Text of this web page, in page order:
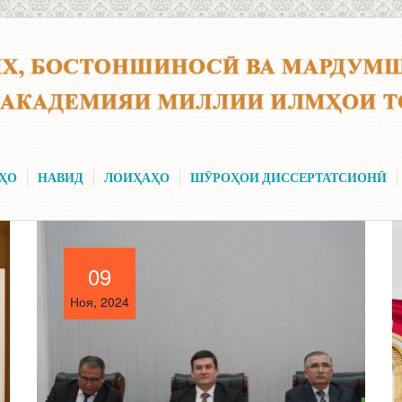
НАВИД ЛОИҲАҲО ШӮРОҲОИ ДИССЕРТАТСИОНӢ
09
Ноя, 2024
09
Ноя, 2024